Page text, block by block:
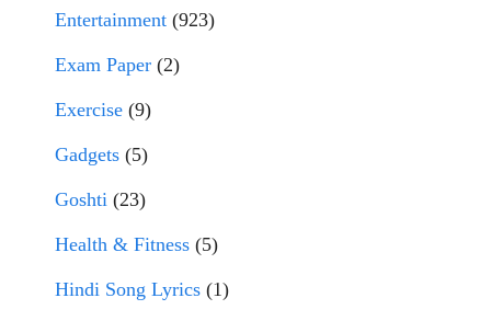
Entertainment (923)
Exam Paper (2)
Exercise (9)
Gadgets (5)
Goshti (23)
Health & Fitness (5)
Hindi Song Lyrics (1)